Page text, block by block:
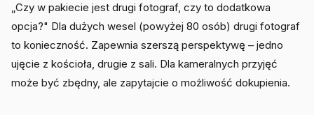
„Czy w pakiecie jest drugi fotograf, czy to dodatkowa
opcja?" Dla dużych wesel (powyżej 80 osób) drugi fotograf
to konieczność. Zapewnia szerszą perspektywę – jedno
ujęcie z kościoła, drugie z sali. Dla kameralnych przyjęć
może być zbędny, ale zapytajcie o możliwość dokupienia.